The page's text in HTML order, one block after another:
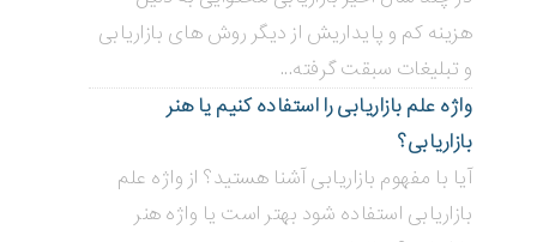
هزینه کم و پایداریش از دیگر روش های بازاریابی
و تبلیغات سبقت گرفته...
واژه علم بازاریابی را استفاده کنیم یا هنر
بازاریابی؟
آیا با مفهوم بازاریابی آشنا هستید؟ از واژه علم
بازاریابی استفاده شود بهتر است یا واژه هنر